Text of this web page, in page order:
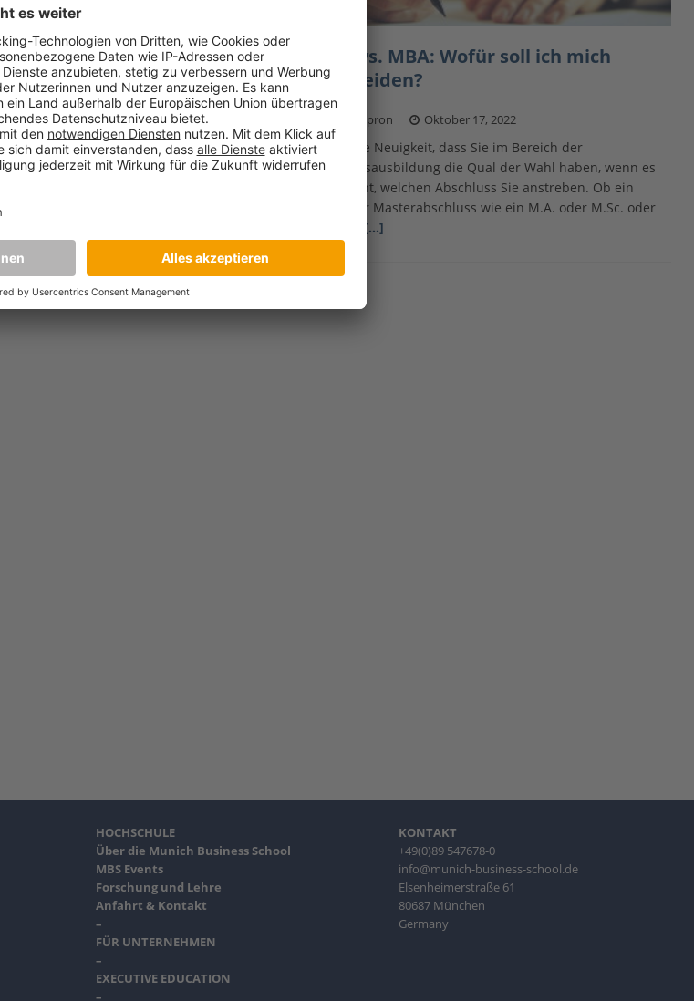
Bier und ein MBA
haben
November 9, 2022
Alkohol und Bildung nicht das gleiche
bieten können? Weit gefehlt! In
ein kühles Bier und ein MBA
EMBA vs. MBA: Wofür soll ich mich
entscheiden?
Maciej Kapron Oktober 17, 2022
Es ist keine Neuigkeit, dass Sie im Bereich der
Wirtschaftsausbildung die Qual der Wahl haben, wenn es
darum geht, welchen Abschluss Sie anstreben. Ob ein
klassischer Masterabschluss wie ein M.A. oder M.Sc. oder
[…]
HOCHSCHULE
Über die Munich Business School
MBS Events
Forschung und Lehre
Anfahrt & Kontakt
–
FÜR UNTERNEHMEN
–
EXECUTIVE EDUCATION
–
KONTAKT
+49(0)89 547678-0
info@munich-business-school.de
Elsenheimerstraße 61
80687 München
Germany